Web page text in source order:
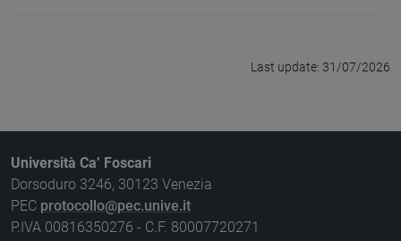
Last update: 31/07/2026
Università Ca’ Foscari
Dorsoduro 3246, 30123 Venezia
PEC protocollo@pec.unive.it
P.IVA 00816350276 - C.F. 80007720271